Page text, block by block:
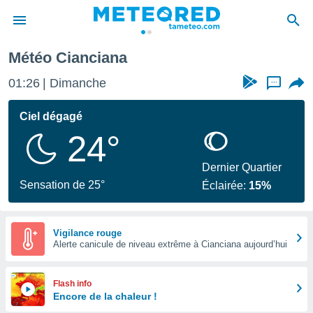
de
Météo Cianciana
01:26 Dimanche ...
Ciel dégagé
24°
Sensation de 25°
Dernier Quartier
Éclairée: 15%
Vigilance rouge
Alerte canicule de niveau extrême à Cianciana aujourd’hui
Flash info
Encore de la chaleur !